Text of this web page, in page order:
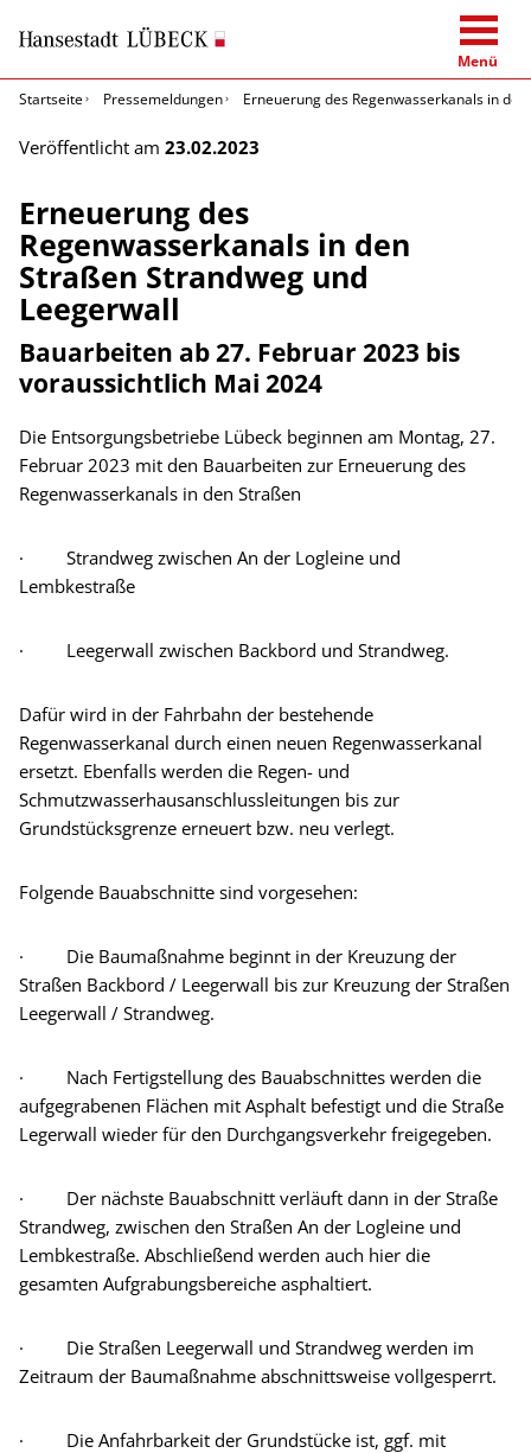
Menü
Startseite
Pressemeldungen Erneuerung des Regenwasserkanals in
Veröffentlicht am 23.02.2023
Erneuerung des
Regenwasserkanals in den
Straßen Strandweg und
Leegerwall
Bauarbeiten ab 27. Februar 2023 bis
voraussichtlich Mai 2024
Die Entsorgungsbetriebe Lübeck beginnen am Montag, 27.
Februar 2023 mit den Bauarbeiten zur Erneuerung des
Regenwasserkanals in den Straßen
· Strandweg zwischen An der Logleine und
Lembkestraße
· Leegerwall zwischen Backbord und Strandweg.
Dafür wird in der Fahrbahn der bestehende
Regenwasserkanal durch einen neuen Regenwasserkanal
ersetzt. Ebenfalls werden die Regen- und
Schmutzwasserhausanschlussleitungen bis zur
Grundstücksgrenze erneuert bzw. neu verlegt.
Folgende Bauabschnitte sind vorgesehen:
· Die Baumaßnahme beginnt in der Kreuzung der
Straßen Backbord / Leegerwall bis zur Kreuzung der Straßen
Leegerwall / Strandweg.
· Nach Fertigstellung des Bauabschnittes werden die
aufgegrabenen Flächen mit Asphalt befestigt und die Straße
Legerwall wieder für den Durchgangsverkehr freigegeben.
· Der nächste Bauabschnitt verläuft dann in der Straße
Strandweg, zwischen den Straßen An der Logleine und
Lembkestraße. Abschließend werden auch hier die
gesamten Aufgrabungsbereiche asphaltiert.
· Die Straßen Leegerwall und Strandweg werden im
Zeitraum der Baumaßnahme abschnittsweise vollgesperrt.
· Die Anfahrbarkeit der Grundstücke ist, ggf. mit